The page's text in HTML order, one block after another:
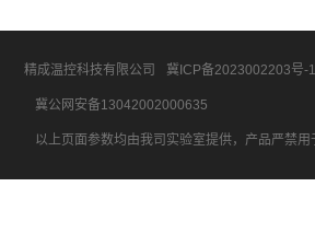
精成温控科技有限公司 冀ICP备2023002203号-1
冀公网安备13042002000635
以上页面参数均由我司实验室提供，产品严禁用